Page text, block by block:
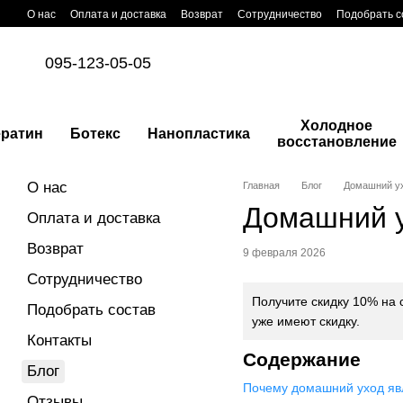
Перейти к основному контенту
О нас Оплата и доставка Возврат Сотрудничество Подобрать
095-123-05-05
Ботекс Нанопластика
Холодное
восстановление
Главная Блог Домашний
Домашний
9 февраля 2026
Получите скидку 10%
уже имеют скидку.
Содержание
Почему домашний уход
О нас
Оплата и доставка
Возврат
Сотрудничество
Подобрать состав
Контакты
Блог